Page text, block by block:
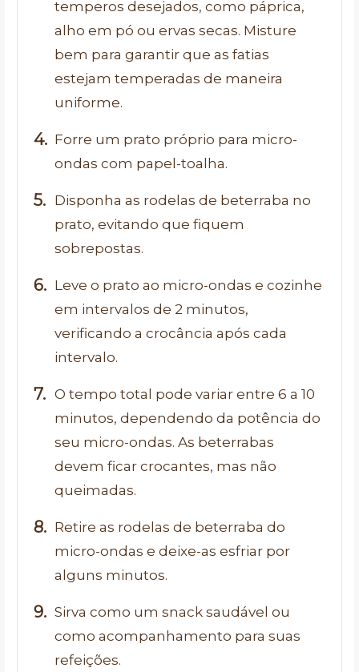
temperos desejados, como páprica,
alho em pó ou ervas secas. Misture
bem para garantir que as fatias
estejam temperadas de maneira
uniforme.
Forre um prato próprio para micro-
ondas com papel-toalha.
Disponha as rodelas de beterraba no
prato, evitando que fiquem
sobrepostas.
Leve o prato ao micro-ondas e cozinhe
em intervalos de 2 minutos,
verificando a crocância após cada
intervalo.
O tempo total pode variar entre 6 a 10
minutos, dependendo da potência do
seu micro-ondas. As beterrabas
devem ficar crocantes, mas não
queimadas.
Retire as rodelas de beterraba do
micro-ondas e deixe-as esfriar por
alguns minutos.
Sirva como um snack saudável ou
como acompanhamento para suas
refeições.